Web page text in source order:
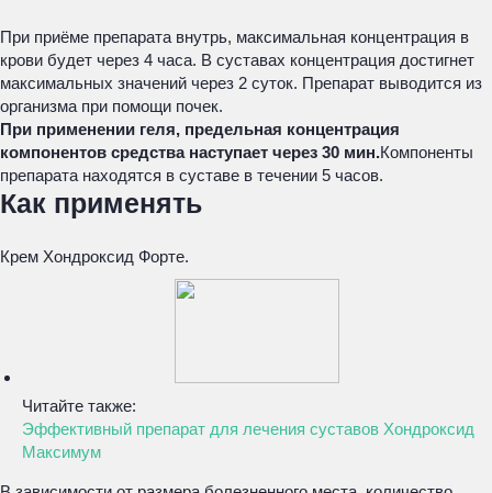
При приёме препарата внутрь, максимальная концентрация в
крови будет через 4 часа. В суставах концентрация достигнет
максимальных значений через 2 суток. Препарат выводится из
организма при помощи почек.
При применении геля, предельная концентрация
компонентов средства наступает через 30 мин.Компоненты
препарата находятся в суставе в течении 5 часов.
Как применять
Крем Хондроксид Форте.
Читайте также:
Эффективный препарат для лечения суставов Хондроксид
Максимум